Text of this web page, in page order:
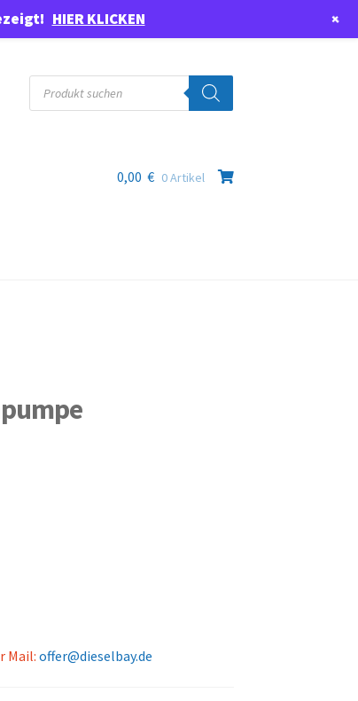
Products
search
0,00 € 0 Artikel
Mail:offer@dieselbay.de
HIER KLICKEN +